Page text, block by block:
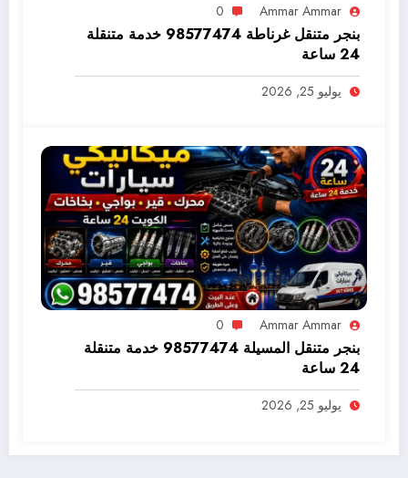
Ammar Ammar
0
بنجر متنقل غرناطة 98577474 خدمة متنقلة
24 ساعة
يوليو 25, 2026
Ammar Ammar
0
بنجر متنقل المسيلة 98577474 خدمة متنقلة
24 ساعة
يوليو 25, 2026